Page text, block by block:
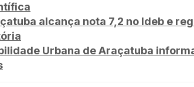
alcança nota 7,2 no Ideb e
Urbana de Araçatuba